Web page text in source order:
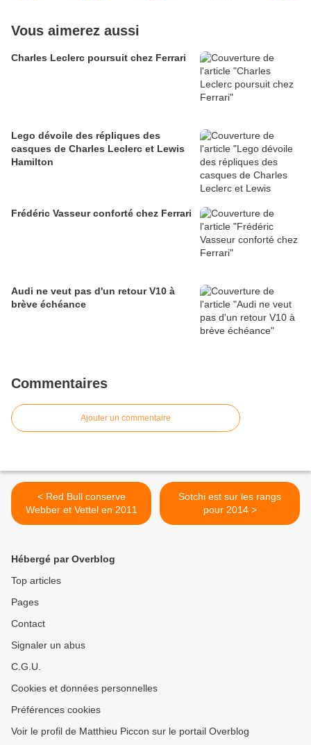
Vous aimerez aussi
Charles Leclerc poursuit chez Ferrari
Lego dévoile des répliques des
casques de Charles Leclerc et Lewis
Hamilton
Frédéric Vasseur conforté chez Ferrari
Audi ne veut pas d'un retour V10 à
brève échéance
Commentaires
Ajouter un commentaire
< Red Bull conserve
Webber et Vettel en 2011
Sotchi est sur les rangs
pour 2014 >
Hébergé par Overblog
Top articles
Pages
Contact
Signaler un abus
C.G.U.
Cookies et données personnelles
Préférences cookies
Voir le profil de Matthieu Piccon sur le portail Overblog